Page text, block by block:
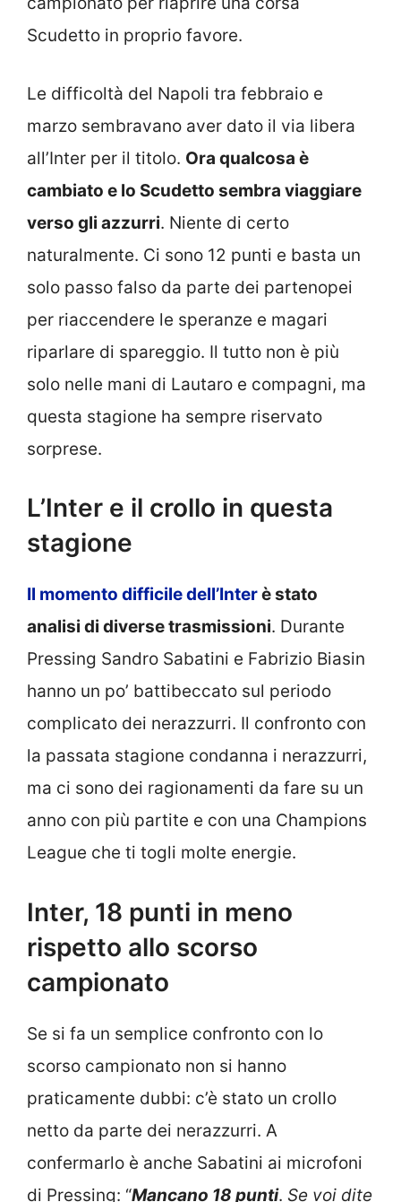
Scudetto in proprio favore.
Le difficoltà del Napoli tra febbraio e
marzo sembravano aver dato il via libera
all’Inter per il titolo. Ora qualcosa è
cambiato e lo Scudetto sembra viaggiare
verso gli azzurri. Niente di certo
naturalmente. Ci sono 12 punti e basta un
solo passo falso da parte dei partenopei
per riaccendere le speranze e magari
riparlare di spareggio. Il tutto non è più
solo nelle mani di Lautaro e compagni, ma
questa stagione ha sempre riservato
sorprese.
L’Inter e il crollo in questa
stagione
Il momento difficile dell’Interè stato
analisi di diverse trasmissioni. Durante
Pressing Sandro Sabatini e Fabrizio Biasin
hanno un po’ battibeccato sul periodo
complicato dei nerazzurri. Il confronto con
la passata stagione condanna i nerazzurri,
ma ci sono dei ragionamenti da fare su un
anno con più partite e con una Champions
League che ti togli molte energie.
Inter, 18 punti in meno
rispetto allo scorso
campionato
Se si fa un semplice confronto con lo
scorso campionato non si hanno
praticamente dubbi: c’è stato un crollo
netto da parte dei nerazzurri. A
confermarlo è anche Sabatini ai microfoni
di Pressing: “Mancano 18 punti. Se voi dite